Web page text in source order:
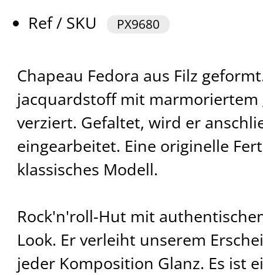
Ref / SKU
PX9680
Chapeau Fedora aus Filz
jacquardstoff mit marmoriertem
verziert. Gefaltet, wird er
eingearbeitet. Eine originelle
klassisches Modell.
Rock'n'roll-Hut mit
Look. Er verleiht unserem
jeder Komposition Glanz. Es ist